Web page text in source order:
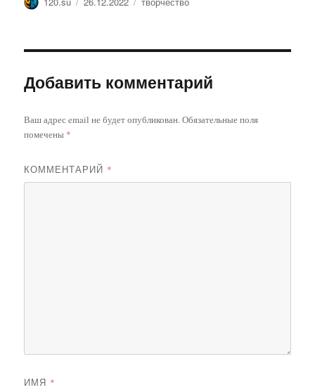
Добавить комментарий
Ваш адрес email не будет опубликован.Обязательные поля
помечены *
КОММЕНТАРИЙ *
ИМЯ *